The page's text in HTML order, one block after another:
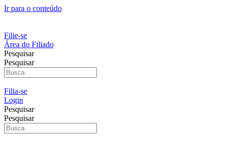
Ir para o conteúdo
Filie-se
Área do Filiado
Pesquisar
Pesquisar
Filia-se
Login
Pesquisar
Pesquisar